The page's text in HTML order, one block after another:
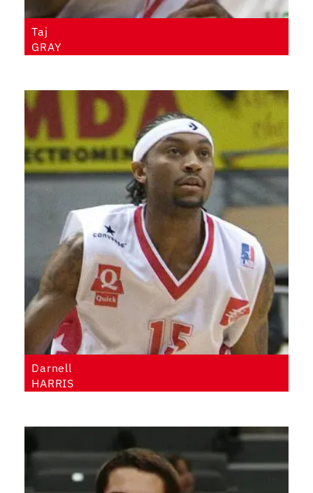
Taj
GRAY
Darnell
HARRIS